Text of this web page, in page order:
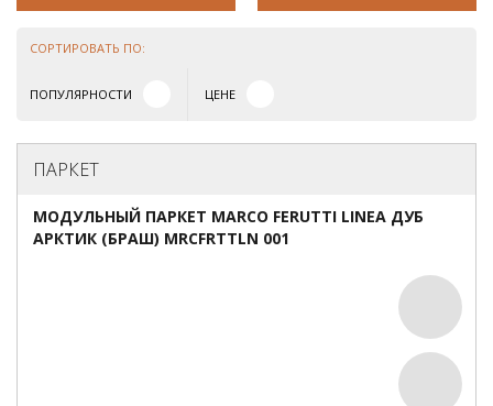
СОРТИРОВАТЬ ПО:
ПОПУЛЯРНОСТИ ЦЕНЕ
ПАРКЕТ
МОДУЛЬНЫЙ ПАРКЕТ MARCO FERUTTI LINEA ДУБ
АРКТИК (БРАШ) MRCFRTTLN 001